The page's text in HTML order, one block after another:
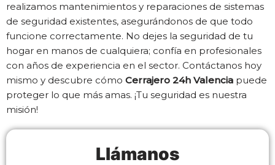
realizamos mantenimientos y reparaciones de sistemas
de seguridad existentes, asegurándonos de que todo
funcione correctamente. No dejes la seguridad de tu
hogar en manos de cualquiera; confía en profesionales
con años de experiencia en el sector. Contáctanos hoy
mismo y descubre cómo Cerrajero 24h Valencia puede
proteger lo que más amas. ¡Tu seguridad es nuestra
misión!
Llámanos